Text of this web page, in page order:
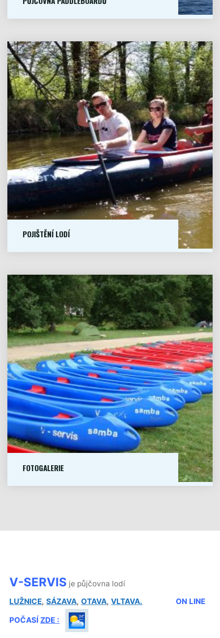
VÍCE"PŮJČOVNA
PADDLEBOARDŮ"
Pojištění
lodí
POJIŠTĚNÍ LODÍ
VÍCE"POJIŠTĚNÍ
LODÍ"
Fotogalerie
FOTOGALERIE
V-SERVIS je půjčovna lodí
LUŽNICE,SÁZAVA,OTAVA,VLTAVA.
ON LINE
POČASÍZDE :